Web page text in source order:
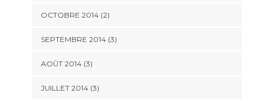
OCTOBRE 2014(2)
SEPTEMBRE 2014(3)
AOÛT 2014(3)
JUILLET 2014(3)